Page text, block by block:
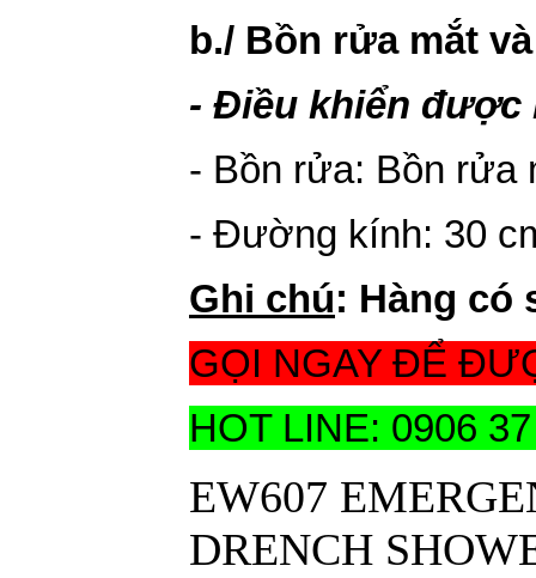
b./ Bồn rửa mắt
- Điều khiển được
- Bồn rửa: Bồn rửa
- Đường kính: 30
Ghi chú: Hàng có
GỌI NGAY ĐỂ
HOT LINE: 0906
EW607
DRENCH